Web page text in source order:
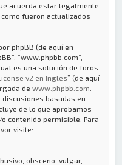
acuerda estar legalmente
fueron actualizados
phpBB (de aquí en
“www.phpbb.com”,
es una solución de foros
v2 en Ingles” (de aquí
dewww.phpbb.com
basadas en
de lo que aprobamos
contenido permisible. Para
visite:
obsceno, vulgar,